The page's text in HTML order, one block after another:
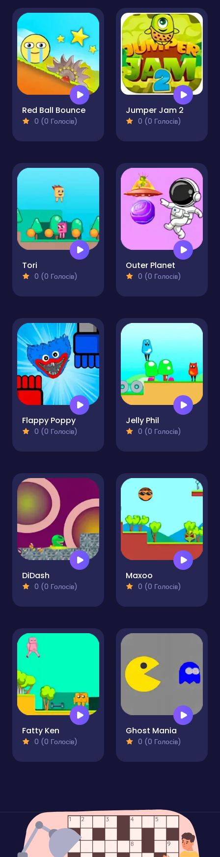
Red Ball Bounce
0 (0 Голосів)
Jumper Jam 2
0 (0 Голосів)
Tori
0 (0 Голосів)
Outer Planet
0 (0 Голосів)
Flappy Poppy
0 (0 Голосів)
Jelly Phil
0 (0 Голосів)
DiDash
0 (0 Голосів)
Maxoo
0 (0 Голосів)
Fatty Ken
0 (0 Голосів)
Ghost Mania
0 (0 Голосів)